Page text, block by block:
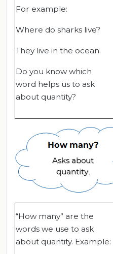
For example:
Where do sharks live?
They live in the ocean.
Do you know which
word helps us to ask
about quantity?
“How many” are the
words we use to ask
about quantity. Example: